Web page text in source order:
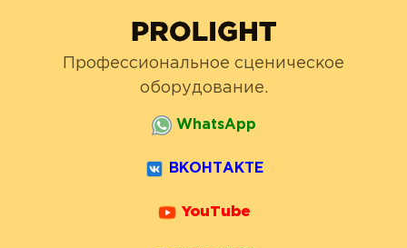
Профессиональное сценическое
оборудование.
WhatsApp
ВКОНТАКТЕ
YouTube